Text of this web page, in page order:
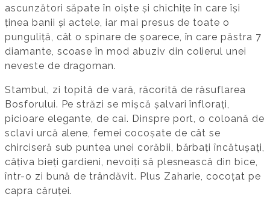
ascunzători săpate în oiște și chichițe în care își
ținea banii și actele, iar mai presus de toate o
punguliță, cât o spinare de șoarece, în care păstra 7
diamante, scoase în mod abuziv din colierul unei
neveste de dragoman.
Stambul, zi topită de vară, răcorită de răsuflarea
Bosforului. Pe străzi se mișcă șalvari înflorați,
picioare elegante, de cai. Dinspre port, o coloană de
sclavi urcă alene, femei cocoșate de cât se
chirciseră sub puntea unei corăbii, bărbați încătușați,
câțiva bieți gardieni, nevoiți să plesnească din bice,
într-o zi bună de trândăvit. Plus Zaharie, cocoțat pe
capra căruței.